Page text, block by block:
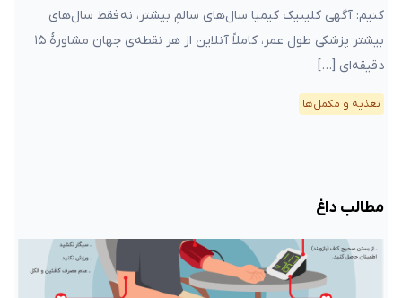
کنیم: آگهی کلینیک کیمیا سال‌های سالمِ بیشتر، نه فقط سال‌های
بیشتر پزشکی طول عمر، کاملاً آنلاین از هر نقطه‌ی جهان مشاورهٔ ۱۵
دقیقه‌ای […]
تغذیه و مکمل‌ها
مطالب داغ